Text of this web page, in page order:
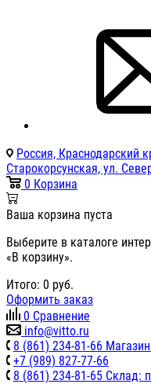
Россия, Краснодарский
Старокорсунская, ул.
0 Корзина
Ваша корзина пуста
Выберите в каталоге
«В корзину».
Итого: 0 руб.
Оформить заказ
0 Сравнение
info@vitto.ru
8 (861) 234-81-66
+7 (989) 827-77-66
8 (861) 234-81-65 Склад: